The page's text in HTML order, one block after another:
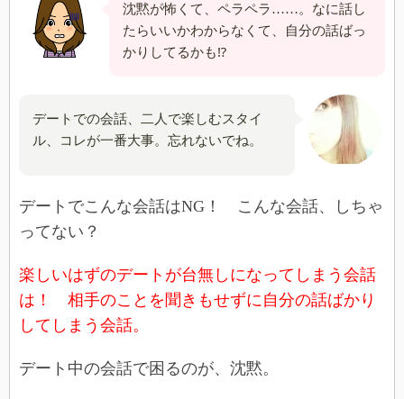
沈黙が怖くて、ペラペラ……。なに話し
たらいいかわからなくて、自分の話ばっ
かりしてるかも⁉
デートでの会話、二人で楽しむスタイ
ル、コレが一番大事。忘れないでね。
デートでこんな会話はNG！ こんな会話、しちゃ
ってない？
楽しいはずのデートが台無しになってしまう会話
は！ 相手のことを聞きもせずに自分の話ばかり
してしまう会話。
デート中の会話で困るのが、沈黙。